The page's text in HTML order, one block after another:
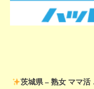
茨城県 – 熟女 ママ